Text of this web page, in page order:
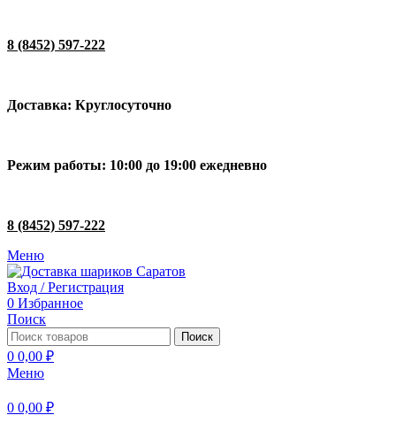
8 (8452) 597-222
Доставка: Круглосуточно
Режим работы: 10:00 до 19:00 ежедневно
8 (8452) 597-222
Меню
Вход / Регистрация
0 Избранное
Поиск
Поиск
0 0,00 ₽
Меню
0 0,00 ₽